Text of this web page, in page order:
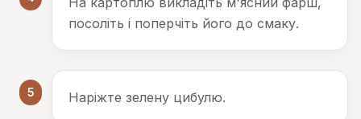
посоліть і поперчіть його до смаку.
5 Наріжте зелену цибулю.